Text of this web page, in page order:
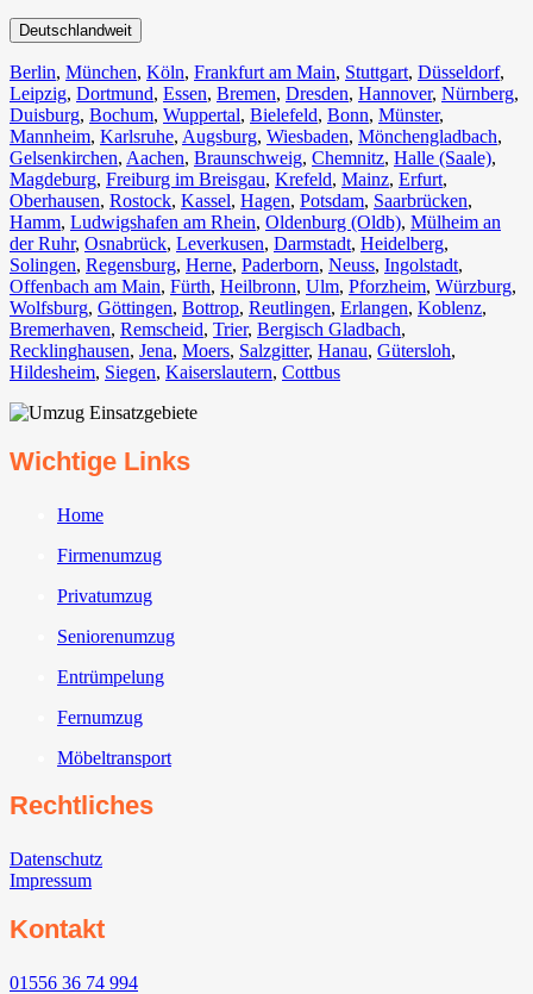
Deutschlandweit
Berlin⁠, München, Köln⁠, Frankfurt am Main, Stuttgart, Düsseldorf,
Leipzig, Dortmund, Essen, Bremen, Dresden, Hannover, Nürnberg,
Duisburg⁠, Bochum, Wuppertal⁠, Bielefeld⁠, Bonn⁠, Münster⁠,
Mannheim, Karlsruhe, Augsburg, Wiesbaden⁠, Mönchengladbach⁠,
Gelsenkirchen⁠, Aachen⁠, Braunschweig, Chemnitz⁠, Halle (Saale)⁠,
Magdeburg, Freiburg im Breisgau⁠, Krefeld⁠, Mainz⁠, Erfurt,
Oberhausen⁠, Rostock⁠, Kassel⁠, Hagen, Potsdam, Saarbrücken⁠,
Hamm, Ludwigshafen am Rhein⁠, Oldenburg (Oldb), Mülheim an
der Ruhr, Osnabrück⁠, Leverkusen, Darmstadt⁠, Heidelberg,
Solingen, Regensburg, Herne⁠, Paderborn, Neuss, Ingolstadt,
Offenbach am Main, Fürth⁠, Heilbronn, Ulm⁠, Pforzheim, Würzburg,
Wolfsburg⁠, Göttingen, Bottrop, Reutlingen, Erlangen⁠, Koblenz,
Bremerhaven⁠, Remscheid, Trier⁠, Bergisch Gladbach,
Recklinghausen, Jena⁠, Moers⁠, Salzgitter⁠, Hanau, Gütersloh,
Hildesheim⁠, Siegen⁠, Kaiserslautern⁠, Cottbus⁠
Wichtige Links
Home
Firmenumzug
Privatumzug
Seniorenumzug
Entrümpelung
Fernumzug
Möbeltransport
Rechtliches
Datenschutz
Impressum
Kontakt
01556 36 74 994